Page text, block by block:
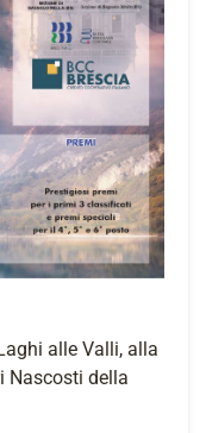
alle Valli, alla
Nascosti della